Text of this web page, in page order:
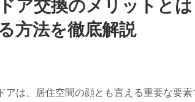
ア交換のメリットと
方法を徹底解説
アは、居住空間の顔とも言える重要な要